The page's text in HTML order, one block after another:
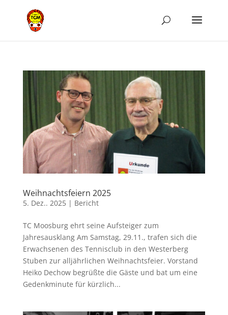
Weihnachtsfeiern 2025
5. Dez.. 2025| Bericht
TC Moosburg ehrt seine Aufsteiger zum
Jahresausklang Am Samstag, 29.11., trafen sich die
Erwachsenen des Tennisclub in den Westerberg
Stuben zur alljährlichen Weihnachtsfeier. Vorstand
Heiko Dechow begrüßte die Gäste und bat um eine
Gedenkminute für kürzlich...